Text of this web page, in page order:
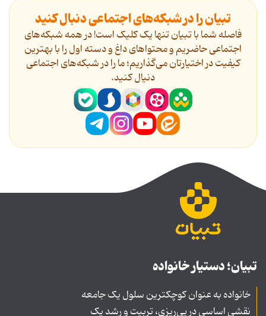
تبیان را در شبکه‌های اجتماعی دنبال کنید
فاصله شما با تبیان تنها یک کلیک است! در همه شبکه‌های
اجتماعی حاضریم و محتواهای داغ و دسته اول را با بهترین
کیفیت در اختیارتان می‌گذاریم؛ ما را در شبکه‌های اجتماعی
دنیال کنید.
تبیان؛ دستیار خانواده
خانواده به عنوان کوچکترین سلول یک جامعه
نقشی اساسی در پی‌ریزی، تربیت و رشد یک